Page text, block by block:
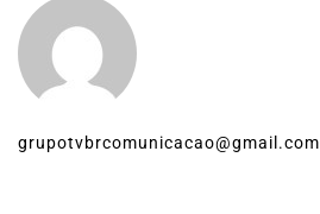
grupotvbrcomunicacao@gmail.com